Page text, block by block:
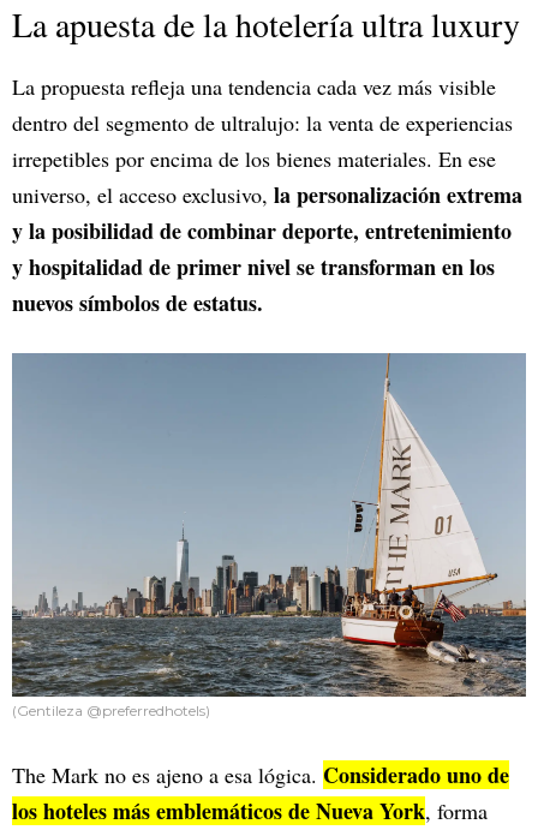
La apuesta de la hotelería ultra luxury
La propuesta refleja una tendencia cada vez más visible
dentro del segmento de ultralujo: la venta de experiencias
irrepetibles por encima de los bienes materiales. En ese
universo, el acceso exclusivo, la personalización extrema
y la posibilidad de combinar deporte, entretenimiento
y hospitalidad de primer nivel se transforman en los
nuevos símbolos de estatus.
(Gentileza @preferredhotels)
The Mark no es ajeno a esa lógica. Considerado uno de
los hoteles más emblemáticos de Nueva York, forma